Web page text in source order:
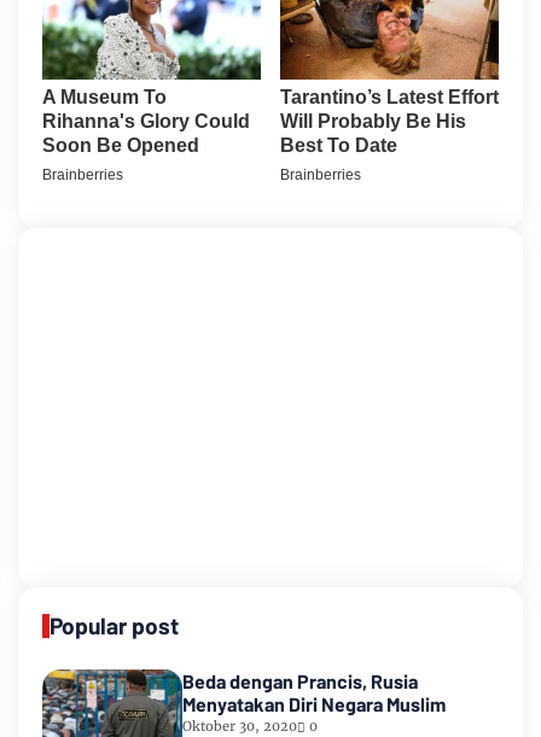
Popular post
Beda dengan Prancis, Rusia
Menyatakan Diri Negara Muslim
Oktober 30, 2020 0